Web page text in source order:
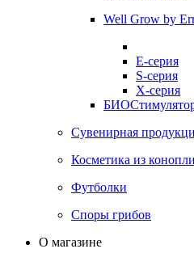
Well Grow by
E-серия
S-серия
X-серия
Сувенирная
Косметика из конопли
Футболки
Споры грибов
О магазине